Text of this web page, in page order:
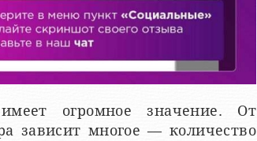
огромное значение. От
зависит многое — количество